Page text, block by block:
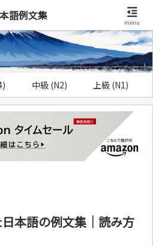
中級 (N2) 上級 (N1)
日本語の例文集｜読み方
語例文集
menu